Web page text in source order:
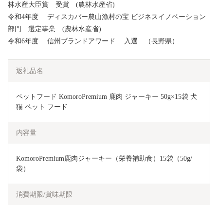
林水産大臣賞 受賞 (農林水産省)
令和4年度 ディスカバー農山漁村の宝 ビジネスイノベーション
部門 選定事業 (農林水産省)
令和6年度 信州ブランドアワード 入選 （長野県）
返礼品名
ペットフード KomoroPremium 鹿肉 ジャーキー 50g×15袋 犬
猫 ペット フード
内容量
KomoroPremium鹿肉ジャーキー（栄養補助食）15袋（50g/
袋）
消費期限/賞味期限